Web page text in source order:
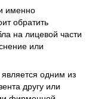
именно
обратить
на лицевой части
или
одним из
другу или